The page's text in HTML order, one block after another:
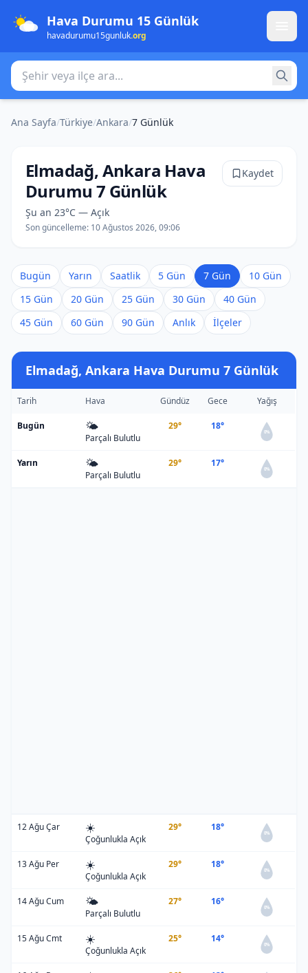
Hava Durumu 15 Günlük
havadurumu15gunluk.org
Şehir veya ilçe ara
Ana Sayfa/Türkiye/Ankara/7 Günlük
Elmadağ, Ankara Hava
Durumu 7 Günlük
Şu an 23°C — Açık
Son güncelleme: 10 Ağustos 2026, 09:06
Kaydet
Bugün Yarın Saatlik 5 Gün 7 Gün
10 Gün
15 Gün
20 Gün 25 Gün 30 Gün
40 Gün
45 Gün
60 Gün 90 Gün Anlık İlçeler
Elmadağ, Ankara Hava Durumu 7 Günlük
Tarih Hava Gündüz Gece Yağış
Bugün 🌤️
Parçalı Bulutlu
29° 18°
0%
Yarın 🌤️
Parçalı Bulutlu
29° 17°
0%
12 Ağu Çar ☀️
Çoğunlukla Açık
29° 18°
0%
13 Ağu Per ☀️
Çoğunlukla Açık
29° 18°
0%
14 Ağu Cum 🌤️
Parçalı Bulutlu
27° 16°
0%
15 Ağu Cmt ☀️
Çoğunlukla Açık
25° 14°
0%